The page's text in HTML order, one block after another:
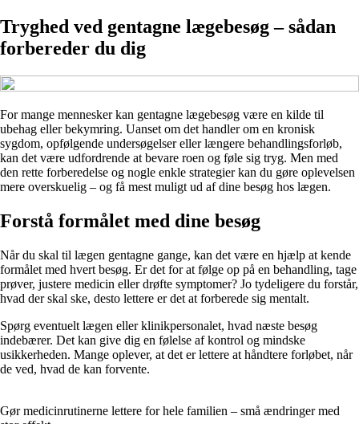
Tryghed ved gentagne lægebesøg – sådan
forbereder du dig
For mange mennesker kan gentagne lægebesøg være en kilde til
ubehag eller bekymring. Uanset om det handler om en kronisk
sygdom, opfølgende undersøgelser eller længere behandlingsforløb,
kan det være udfordrende at bevare roen og føle sig tryg. Men med
den rette forberedelse og nogle enkle strategier kan du gøre oplevelsen
mere overskuelig – og få mest muligt ud af dine besøg hos lægen.
Forstå formålet med dine besøg
Når du skal til lægen gentagne gange, kan det være en hjælp at kende
formålet med hvert besøg. Er det for at følge op på en behandling, tage
prøver, justere medicin eller drøfte symptomer? Jo tydeligere du forstår,
hvad der skal ske, desto lettere er det at forberede sig mentalt.
Spørg eventuelt lægen eller klinikpersonalet, hvad næste besøg
indebærer. Det kan give dig en følelse af kontrol og mindske
usikkerheden. Mange oplever, at det er lettere at håndtere forløbet, når
de ved, hvad de kan forvente.
Gør medicinrutinerne lettere for hele familien – små ændringer med